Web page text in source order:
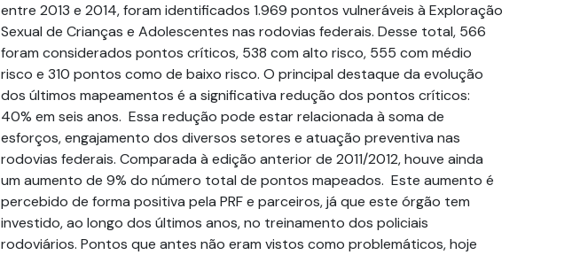
entre 2013 e 2014, foram identificados 1.969 pontos vulneráveis à Exploração
Sexual de Crianças e Adolescentes nas rodovias federais. Desse total, 566
foram considerados pontos críticos, 538 com alto risco, 555 com médio
risco e 310 pontos como de baixo risco. O principal destaque da evolução
dos últimos mapeamentos é a significativa redução dos pontos críticos:
40% em seis anos. Essa redução pode estar relacionada à soma de
esforços, engajamento dos diversos setores e atuação preventiva nas
rodovias federais. Comparada à edição anterior de 2011/2012, houve ainda
um aumento de 9% do número total de pontos mapeados. Este aumento é
percebido de forma positiva pela PRF e parceiros, já que este órgão tem
investido, ao longo dos últimos anos, no treinamento dos policiais
rodoviários. Pontos que antes não eram vistos como problemáticos, hoje